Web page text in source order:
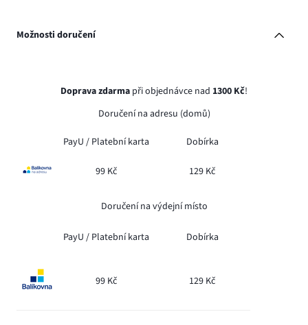
Možnosti doručení
Doprava zdarma při objednávce nad 1300 Kč!
Doručení na adresu (domů)
PayU / Platební karta Dobírka
99 Kč 129 Kč
Doručení na výdejní místo
PayU / Platební karta Dobírka
99 Kč 129 Kč